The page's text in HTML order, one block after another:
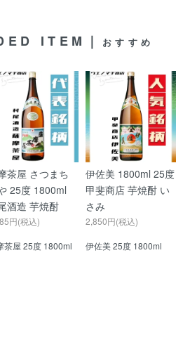
ITEM｜ おすすめ
茶屋 さつまち
25度 1800ml
酒造 芋焼酎
円(税込)
茶屋 25度 1800ml
伊佐美 1800ml 25度
甲斐商店 芋焼酎 い
さみ
2,850円(税込)
伊佐美 25度 1800ml